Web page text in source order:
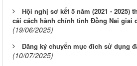
Hội nghị sơ kết 5 năm (2021 - 2025)
cải cách hành chính tỉnh Đồng Nai giai
(19/06/2025)
Đăng ký chuyển mục đích sử dụng
(10/07/2025)